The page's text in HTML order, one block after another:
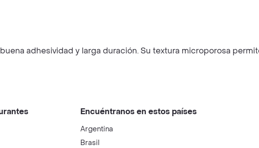
adhesividad y larga duración. Su textura microporosa
Encuéntranos en estos países
Argentina
Brasil